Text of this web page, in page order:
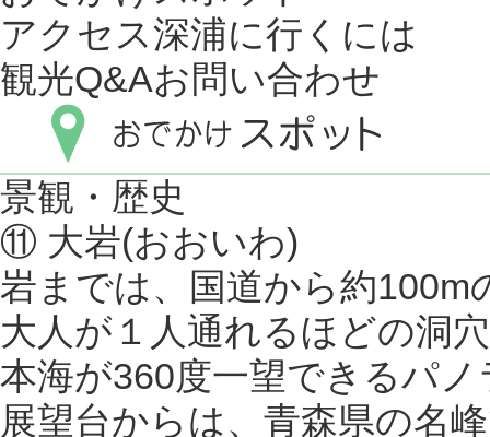
アクセス深浦に行くには
観光Q&Aお問い合わせ
景観・歴史
⑪ 大岩(おおいわ)
岩までは、国道から約100m
大人が１人通れるほどの洞
本海が360度一望できるパ
展望台からは、青森県の名